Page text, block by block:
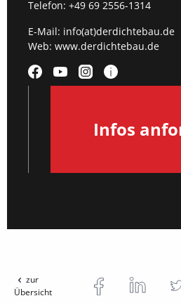
Telefon: +49 69 2556-1314
E-Mail: info(at)derdichtebau.de
Web: www.derdichtebau.de
Infos
zur
Übersicht